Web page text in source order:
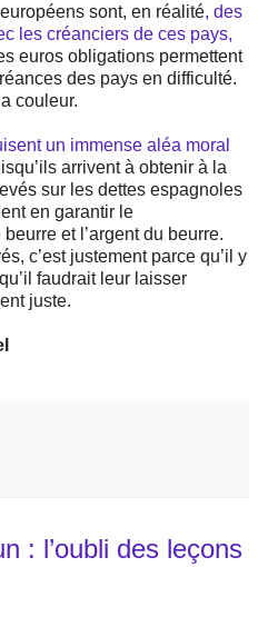
sont, en réalité, des
les créanciers de ces pays,
euros obligations permettent
des pays en difficulté.
couleur.
un immense aléa moral
arrivent à obtenir à la
sur les dettes espagnoles
en garantir le
et l’argent du beurre.
c’est justement parce qu’il y
faudrait leur laisser
juste.
: l’oubli des leçons